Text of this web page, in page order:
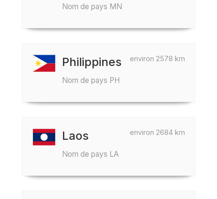
Nom de pays MN
environ 2578 km
Philippines
Nom de pays PH
environ 2684 km
Laos
Nom de pays LA